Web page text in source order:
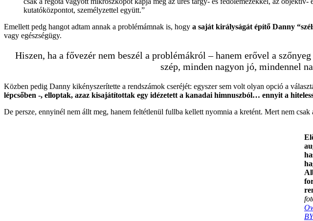
kutatóközpontot, személyzettel együtt.”
Emellett pedg hangot adtam annak a problémámnak is, hogy a saját királyságát építő Danny
vagy egészségügy.
Hiszen, ha a fővezér nem beszél a problémákról – hanem erővel a
szép, minden nagyon jó, mindennel
Közben pedig Danny kikényszerítette a rendszámok cseréjét: egyszer sem volt olyan opció a
lépcsőben -, elloptak, azaz kisajátítottak egy idézetett a kanadai himnuszból… ennyit a
De persze, ennyinél nem állt meg, hanem feltétlenül fullba kellett nyomnia a kretént. Mert nem